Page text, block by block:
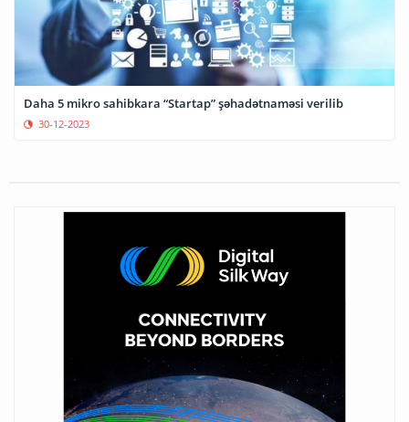
Daha 5 mikro sahibkara “Startap” şəhadətnaməsi verilib
30-12-2023